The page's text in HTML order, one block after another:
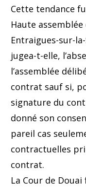
Cette tendance
Haute
Entraigues-sur-
jugea-t-elle,
l’assemblée
contrat sauf si,
signature du
donné son
pareil cas
contractuelles
contrat.
La Cour de